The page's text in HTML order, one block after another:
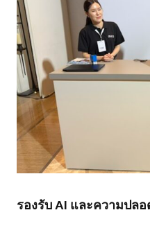
รองรับ AI และความปล